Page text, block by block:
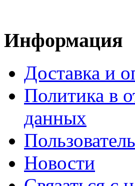
Информация
Доставка и
Политика в
данных
Новости